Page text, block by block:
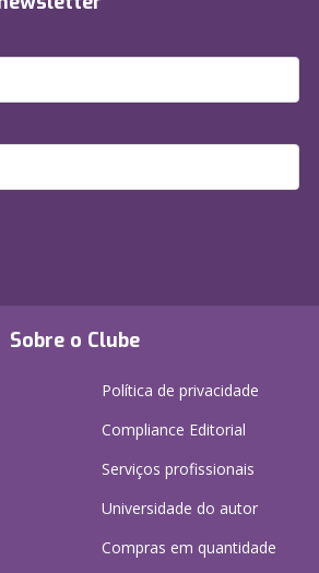
Sobre o Clube
Política de privacidade
Compliance Editorial
Serviços profissionais
Universidade do autor
Compras em quantidade